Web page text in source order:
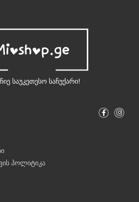
საუკეთესო საჩუქარი!
F
a
I
n
პოლიტიკა